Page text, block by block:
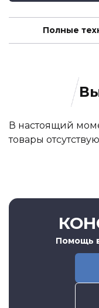
Полные
В настоящий
товары
Помощь